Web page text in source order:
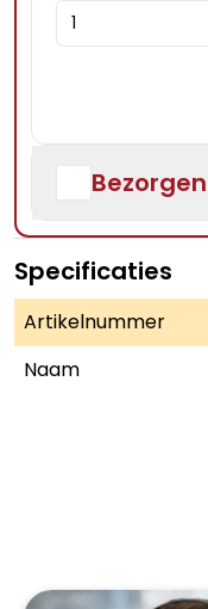
Bezorgen
Specificaties
Artikelnummer
Naam